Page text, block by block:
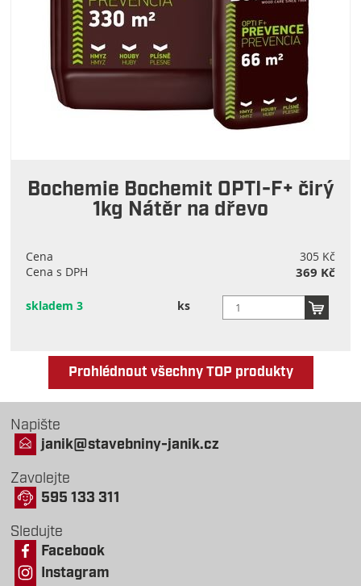
Bochemie Bochemit OPTI-F+ čirý
1kg Nátěr na dřevo
Cena
305 Kč
Cena s DPH
369 Kč
skladem 3 ks
Prohlédnout všechny TOP produkty
Napište
janik@stavebniny-janik.cz
Zavolejte
595 133 311
Sledujte
Facebook
Instagram